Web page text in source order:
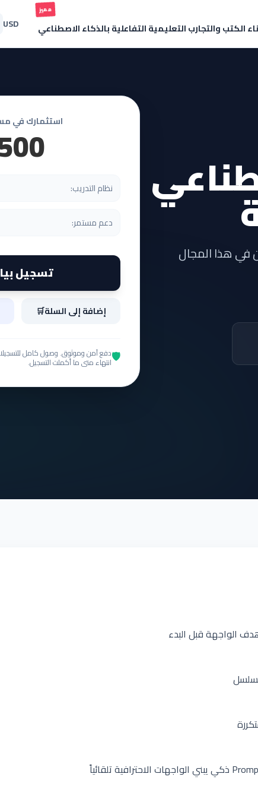
الكتب والتجارب التعليمية التفاعلية بالذكاء الاصطناعي
مميز
USD
في هذا المجال
استثمارك في
نظام التدريب:
دعم مستمر:
تسجيل
إضافة إلى السلة🛒
🛡️دفع آمن وموثوق. وصول كامل للتسجيلات
انتهاء متى ما أكملت التسجيل.
الواجهة قبل البدء